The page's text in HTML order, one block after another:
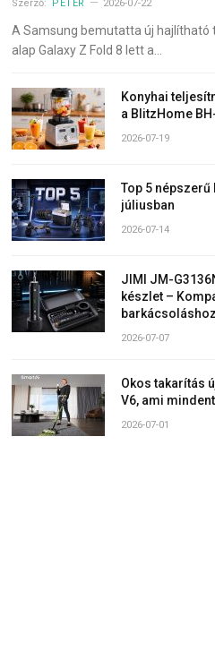
Szerző: PÉTER 2026-07-22
A Samsung bemutatta új hajlítható
alap Galaxy Z Fold 8 lett a…
Konyhai
a BlitzHome
2026-07-19
Top 5 népszerű
júliusban
2026-07-14
JIMI JM-
készlet –
barkácsoláshoz
2026-07-07
Okos takarítás
V6, ami
2026-07-01